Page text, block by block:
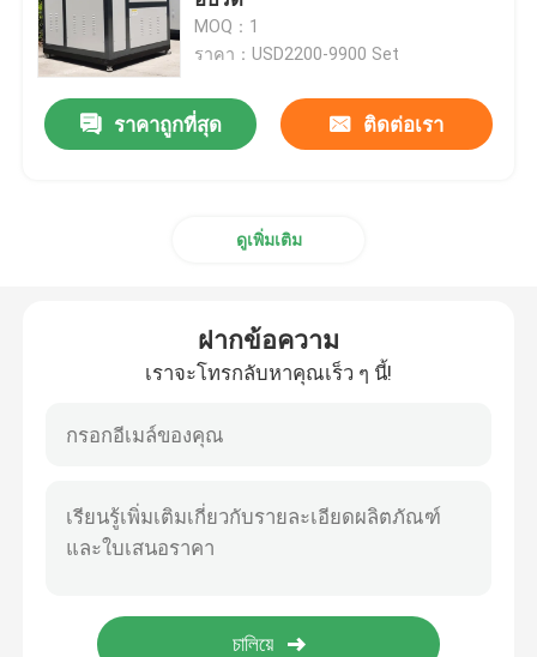
หม้อต้มน้ำร้อนอุตสาหกรรม
หม้อต้มน้ำมันร้อน
หม้อต้มไอน้ำไฟฟ้า
เครื่องนึ่งคอนกรีต
หม้อไอน้ำแนวตั้ง
MOQ：1
ราคา：USD2200-9900 Set
ราคาถูกที่สุด ติดต่อเรา
ดูเพิ่มเติม
ฝากข้อความ
เราจะโทรกลับหาคุณเร็ว ๆ นี้!